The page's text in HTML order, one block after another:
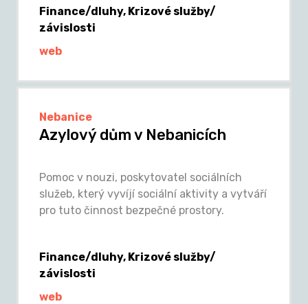
Finance/dluhy, Krizové služby/
závislosti
web
Nebanice
Azylový dům v Nebanicích
Pomoc v nouzi, poskytovatel sociálních
služeb, který vyvíjí sociální aktivity a vytváří
pro tuto činnost bezpečné prostory.
Finance/dluhy, Krizové služby/
závislosti
web